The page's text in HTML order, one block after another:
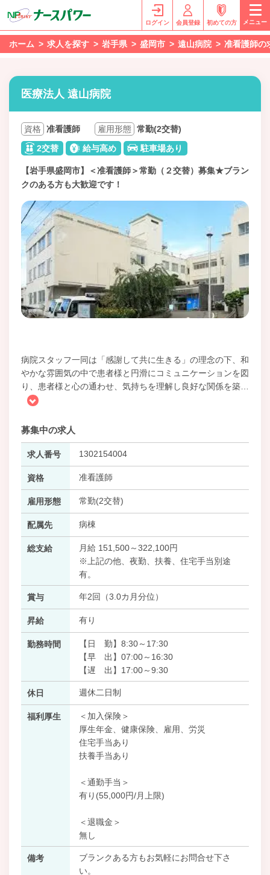
ログイン 会員登録 初めての方 メニュー
ホーム 求人を探す 岩手県 盛岡市 遠山病院 准看護師の
医療法人 遠山病院
資格 准看護師 雇用形態 常勤(2交替)
2交替
給与高め 駐車場あり
【岩手県盛岡市】＜准看護師＞常勤（２交替）募集★ブラン
クのある方も大歓迎です！
病院スタッフ一同は「感謝して共に生きる」の理念の下、和
やかな雰囲気の中で患者様と円滑にコミュニケーションを図
り、患者様と心の通わせ、気持ちを理解し良好な関係を築
募集中の求人
求人番号 1302154004
資格 准看護師
雇用形態 常勤(2交替)
配属先 病棟
総支給
月給 151,500～322,100円
※上記の他、夜勤、扶養、住宅手当別途
有。
賞与 年2回（3.0カ月分位）
昇給 有り
勤務時間
【日 勤】8:30～17:30
【早 出】07:00～16:30
【遅 出】17:00～9:30
休日 週休二日制
福利厚生
＜加入保険＞
厚生年金、健康保険、雇用、労災
住宅手当あり
扶養手当あり
＜通勤手当＞
有り(55,000円/月上限)
＜退職金＞
無し
備考
ブランクある方もお気軽にお問合せ下さ
い。